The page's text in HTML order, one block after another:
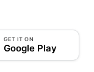
GET IT ON
Google Play